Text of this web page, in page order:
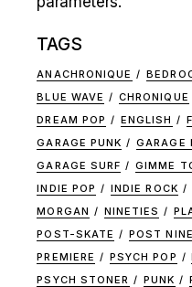
TAGS
ANACHRONIQUE
BLUE WAVE
CHRONIQUE
DREAM POP
ENGLISH
GARAGE PUNK
GARAGE
GARAGE SURF
GIMME
INDIE POP
INDIE ROCK
MORGAN
NINETIES
POST-SKATE
POST
PREMIERE
PSYCH POP
PSYCH STONER
PUNK